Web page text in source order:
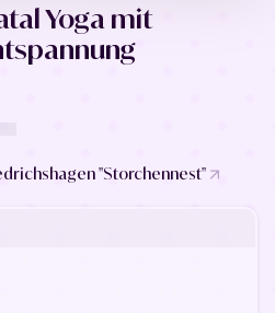
Yoga mit
"Storchennest"